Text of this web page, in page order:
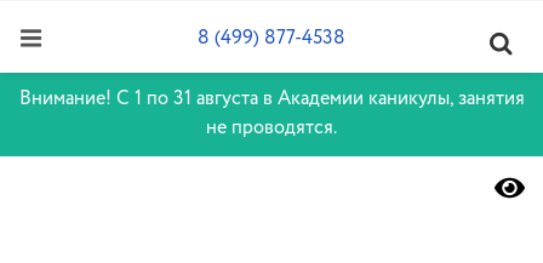
Внимание! С 1 по 31 августа в Академии каникулы, занятия
не проводятся.
8 (499) 877-4538